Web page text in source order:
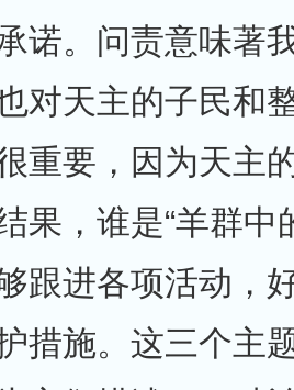
诺。问责意味著
对天主的子民和
重要，因为天主
果，谁是“羊群中
跟进各项活动，
措施。这三个主